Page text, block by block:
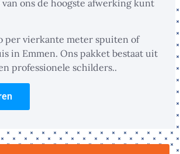
ons de hoogste afwerking kunt
per vierkante meter spuiten of
in Emmen. Ons pakket bestaat uit
professionele schilders..